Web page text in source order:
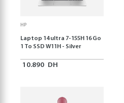
HP
Laptop 14 ultra 7-155H 16 Go
1 To SSD W11H - Silver
10.890 DH